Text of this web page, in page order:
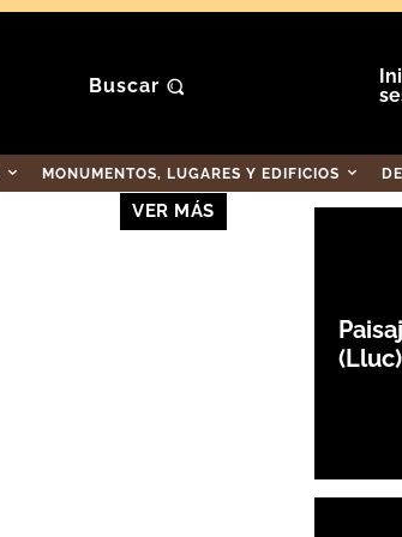
Buscar
MONUMENTOS, LUGARES Y EDIFICIOS
VER MÁS